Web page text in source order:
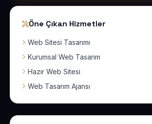
Öne Çıkan Hizmetler
Web Sitesi Tasarımı
Kurumsal Web Tasarım
Hazır Web Sitesi
Web Tasarım Ajansı